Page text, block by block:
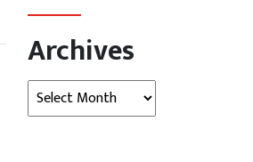
Archives
Archives